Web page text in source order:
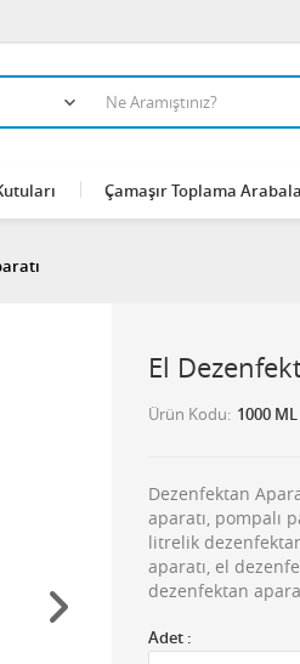
Çamaşır Toplama
El
Ürün Kodu 1000
Dezenfektan
aparatı, pompalı
litrelik
aparatı, el
dezenfektan
Adet :